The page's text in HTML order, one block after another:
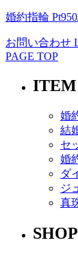
婚約指輪
お問い合わせ
PAGE TOP
ITEM
婚
結
セ
婚
ダ
ジ
真